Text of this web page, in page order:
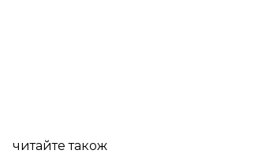
читайте також